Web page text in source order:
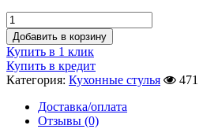
Добавить в корзину
Купить в 1 клик
Купить в кредит
Категория: Кухонные стулья
471
Доставка/оплата
Отзывы (0)